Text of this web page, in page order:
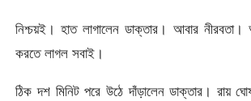
নিশ্চয়ই। হাত লাগালেন ডাক্তার। আবার নীরবতা।
করতে লাগল সবাই।
ঠিক দশ মিনিট পরে উঠে দাঁড়ালেন ডাক্তার। রায়